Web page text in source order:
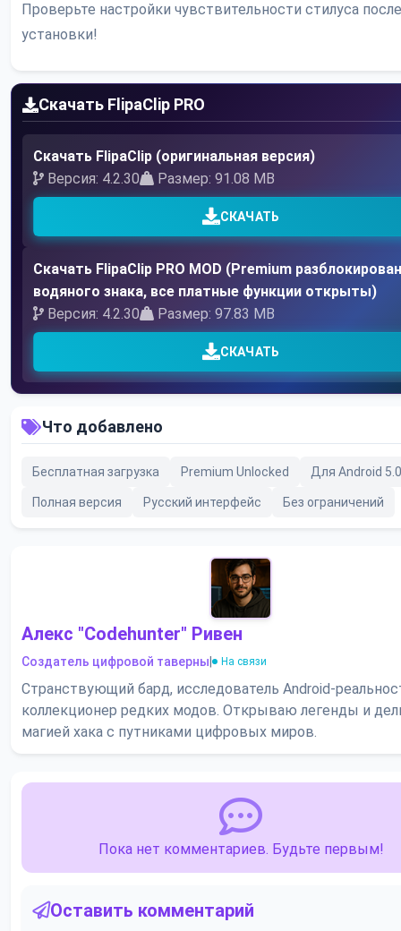
Проверьте настройки чувствительности стилуса после
установки!
Скачать FlipaClip PRO
Скачать FlipaClip (оригинальная версия)
Версия: 4.2.30
Размер: 91.08 MB
СКАЧАТЬ
Скачать FlipaClip PRO MOD (Premium
водяного знака, все платные функции открыты)
Версия: 4.2.30
Размер: 97.83 MB
СКАЧАТЬ
Что добавлено
Бесплатная загрузка Premium Unlocked Для Android
Полная версия Русский интерфейс Без ограничений
Алекс "Codehunter" Ривен
Создатель цифровой таверны На связи
Странствующий бард, исследователь Android-
коллекционер редких модов. Открываю легенды и
магией хака с путниками цифровых миров.
Пока нет комментариев. Будьте первым!
Оставить комментарий